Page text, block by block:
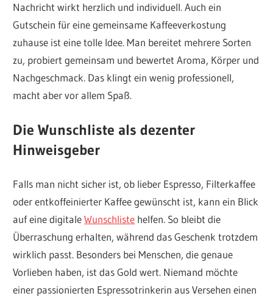
Nachricht wirkt herzlich und individuell. Auch ein
Gutschein für eine gemeinsame Kaffeeverkostung
zuhause ist eine tolle Idee. Man bereitet mehrere Sorten
zu, probiert gemeinsam und bewertet Aroma, Körper und
Nachgeschmack. Das klingt ein wenig professionell,
macht aber vor allem Spaß.
Die Wunschliste als dezenter
Hinweisgeber
Falls man nicht sicher ist, ob lieber Espresso, Filterkaffee
oder entkoffeinierter Kaffee gewünscht ist, kann ein Blick
auf eine digitaleWunschliste helfen. So bleibt die
Überraschung erhalten, während das Geschenk trotzdem
wirklich passt. Besonders bei Menschen, die genaue
Vorlieben haben, ist das Gold wert. Niemand möchte
einer passionierten Espressotrinkerin aus Versehen einen